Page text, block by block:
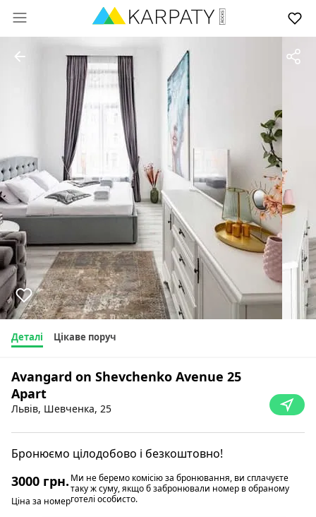
Деталі Цікаве поруч
Avangard on Shevchenko Avenue 25
Apart
Львів, Шевченка, 25
Бронюємо цілодобово і безкоштовно!
3000 грн.
Ціна за номер
Ми не беремо комісію за бронювання, ви сплачуєте
таку ж суму, якщо б забронювали номер в обраному
готелі особисто.